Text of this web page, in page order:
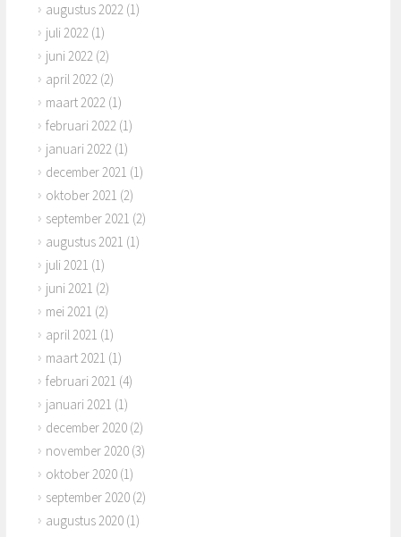
augustus 2022 (1)
juli 2022 (1)
juni 2022 (2)
april 2022 (2)
maart 2022 (1)
februari 2022 (1)
januari 2022 (1)
december 2021 (1)
oktober 2021 (2)
september 2021 (2)
augustus 2021 (1)
juli 2021 (1)
juni 2021 (2)
mei 2021 (2)
april 2021 (1)
maart 2021 (1)
februari 2021 (4)
januari 2021 (1)
december 2020 (2)
november 2020 (3)
oktober 2020 (1)
september 2020 (2)
augustus 2020 (1)